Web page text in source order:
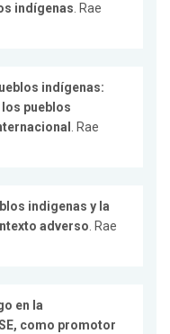
indígenas. Rae
indígenas:
pueblos
. Rae
indigenas y la
adverso. Rae
en la
como promotor